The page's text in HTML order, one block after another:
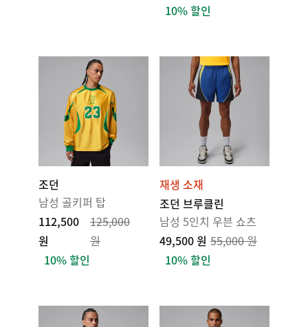
10% 할인
조던
남성 골키퍼 탑
112,500
원
125,000
원
10% 할인
재생 소재
조던 브루클린
남성 5인치 우븐 쇼츠
49,500 원 55,000 원
10% 할인